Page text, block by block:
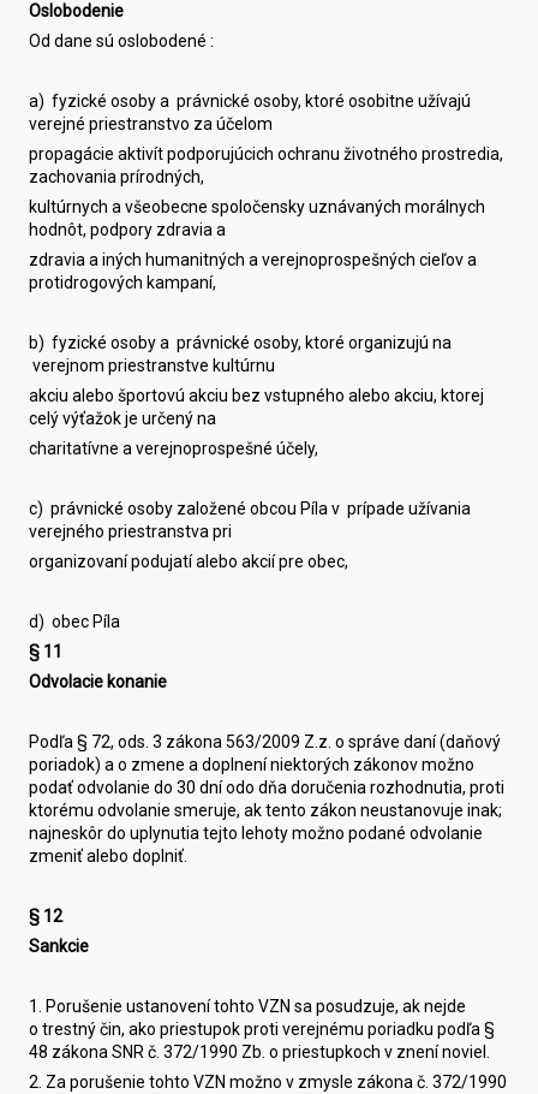
Oslobodenie
Od dane sú oslobodené :
a) fyzické osoby a právnické osoby, ktoré osobitne užívajú
verejné priestranstvo za účelom
propagácie aktivít podporujúcich ochranu životného prostredia,
zachovania prírodných,
kultúrnych a všeobecne spoločensky uznávaných morálnych
hodnôt, podpory zdravia a
zdravia a iných humanitných a verejnoprospešných cieľov a
protidrogových kampaní,
b) fyzické osoby a právnické osoby, ktoré organizujú na
verejnom priestranstve kultúrnu
akciu alebo športovú akciu bez vstupného alebo akciu, ktorej
celý výťažok je určený na
charitatívne a verejnoprospešné účely,
c) právnické osoby založené obcou Píla v prípade užívania
verejného priestranstva pri
organizovaní podujatí alebo akcií pre obec,
d) obec Píla
§ 11
Odvolacie konanie
Podľa § 72, ods. 3 zákona 563/2009 Z.z. o správe daní (daňový
poriadok) a o zmene a doplnení niektorých zákonov možno
podať odvolanie do 30 dní odo dňa doručenia rozhodnutia, proti
ktorému odvolanie smeruje, ak tento zákon neustanovuje inak;
najneskôr do uplynutia tejto lehoty možno podané odvolanie
zmeniť alebo doplniť.
§ 12
Sankcie
1. Porušenie ustanovení tohto VZN sa posudzuje, ak nejde
o trestný čin, ako priestupok proti verejnému poriadku podľa §
48 zákona SNR č. 372/1990 Zb. o priestupkoch v znení noviel.
2. Za porušenie tohto VZN možno v zmysle zákona č. 372/1990